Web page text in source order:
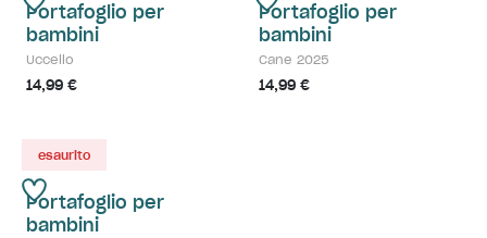
Portafoglio per
bambini
Uccello
14,99 €
Portafoglio per
bambini
Cane 2025
14,99 €
esaurito
Portafoglio per
bambini